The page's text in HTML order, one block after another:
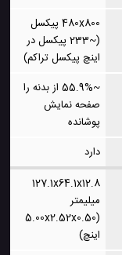
480x800 پیکسل
(~233 پیکسل در
اینچ پیکسل تراکم)
~55.9% از بدنه را
صفحه نمایش
پوشانده
دارد
127.1x64.1x12.8
میلیمتر
(5.00x2.52x0.50
اینچ)